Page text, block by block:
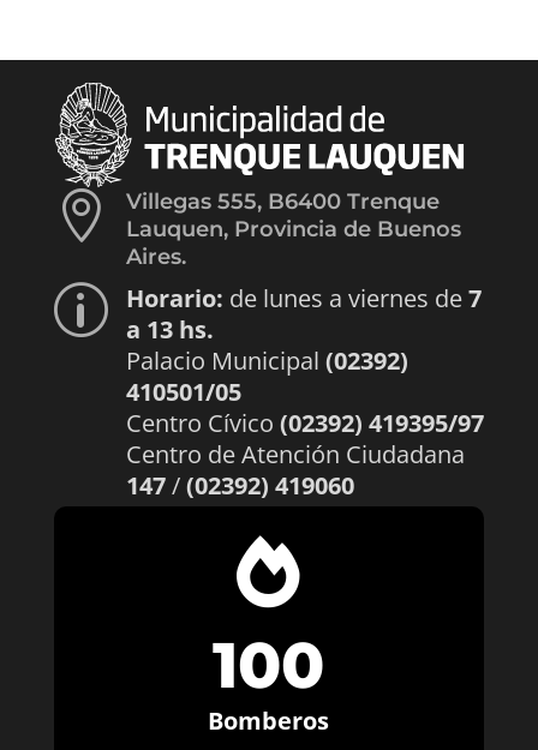

Villegas 555, B6400 Trenque
Lauquen, Provincia de Buenos
Aires.
p Horario: de lunes a viernes de7
a 13 hs.
Palacio Municipal (02392)
410501/05
Centro Cívico (02392) 419395/97
Centro de Atención Ciudadana
147/(02392) 419060

100
Bomberos